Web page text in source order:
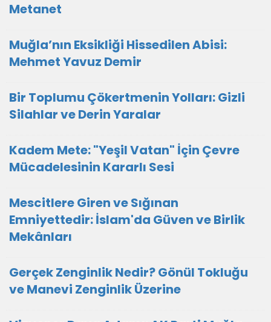
Metanet
Muğla’nın Eksikliği Hissedilen Abisi:
Mehmet Yavuz Demir
Bir Toplumu Çökertmenin Yolları: Gizli
Silahlar ve Derin Yaralar
Kadem Mete: "Yeşil Vatan" İçin Çevre
Mücadelesinin Kararlı Sesi
Mescitlere Giren ve Sığınan
Emniyettedir: İslam'da Güven ve Birlik
Mekânları
Gerçek Zenginlik Nedir? Gönül Tokluğu
ve Manevi Zenginlik Üzerine